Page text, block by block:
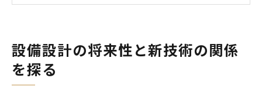
建築設備士が語る設備設計の今と未来
め方
建築設備士として成長するための道筋とは
設備設計キャリアの軸となる建築設備士取得戦
設備設計の将来性と新技術の関係
を探る